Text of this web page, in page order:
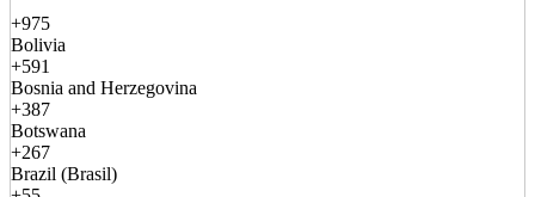
+975
Bolivia
+591
Bosnia and Herzegovina
+387
Botswana
+267
Brazil (Brasil)